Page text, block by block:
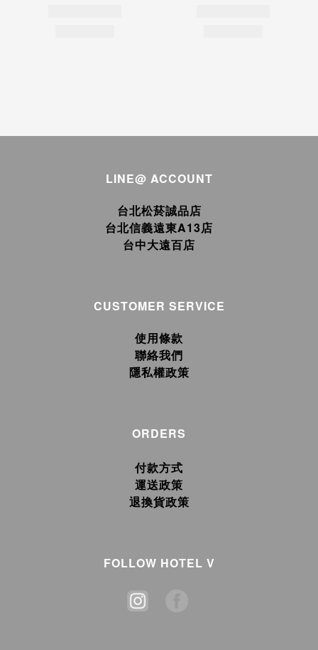
LINE@ ACCOUNT
台北松菸誠品店
台北信義遠東A13店
台中大遠百店
CUSTOMER SERVICE
使用條款
聯絡我們
隱私權政策
ORDERS
付款方式
運送政策
退換貨政策
FOLLOW HOTEL V